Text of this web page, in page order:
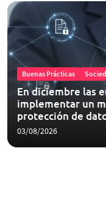
Buenas Prácticas
En diciembre las
implementar un
protección de
03/08/2026